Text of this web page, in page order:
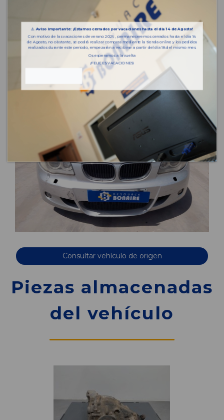
Consultar vehículo de origen
Piezas almacenadas
del vehículo
⚠️ Aviso importante: ¡Estamos cerrados por vacaciones hasta el día 14 de Agosto!
Con motivo de las vacaciones de verano 2026 , permaneceremos cerrados hasta el día 14
de Agosto, no obstante, se podrá realizar compras mediante la tienda online y los pedidos
realizados durante este periodo, empezarán a recibirse a partir del día 18 del mismo mes.
Os esperamos a la vuelta
¡FELICES VACACIONES!